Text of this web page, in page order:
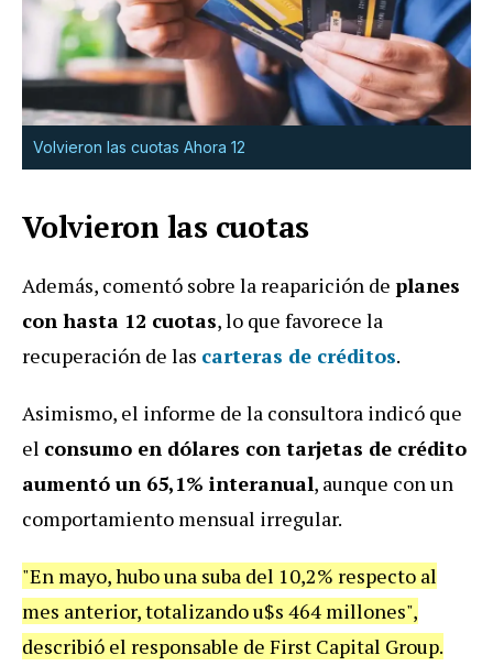
Volvieron las cuotas Ahora 12
Volvieron las cuotas
Además, comentó sobre la reaparición de planes
con hasta 12 cuotas, lo que favorece la
recuperación de las carteras de créditos.
Asimismo, el informe de la consultora indicó que
el consumo en dólares con tarjetas de crédito
aumentó un 65,1% interanual, aunque con un
comportamiento mensual irregular.
"En mayo, hubo una suba del 10,2% respecto al
mes anterior, totalizando u$s 464 millones",
describió el responsable de First Capital Group.